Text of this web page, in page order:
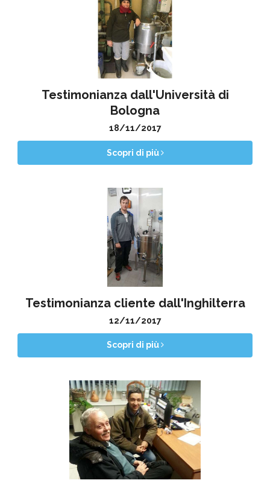
Testimonianza dall'Università di
Bologna
18/11/2017
Scopri di più
Testimonianza cliente dall'Inghilterra
12/11/2017
Scopri di più